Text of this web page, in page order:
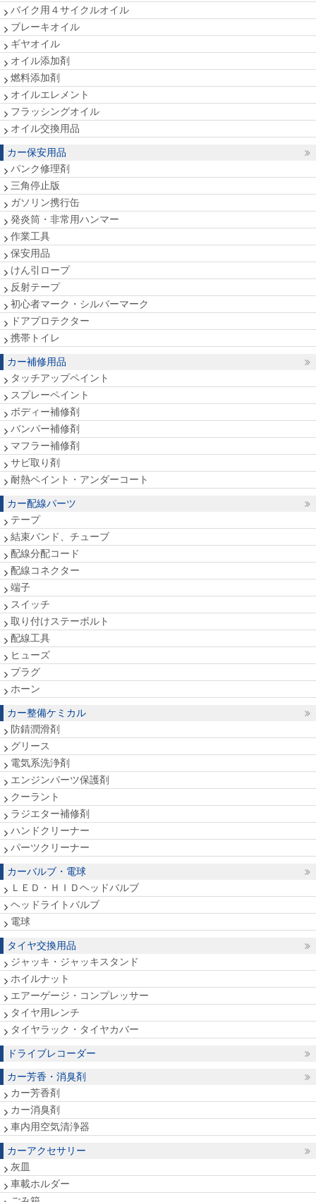
バイク用４サイクルオイル
ブレーキオイル
ギヤオイル
オイル添加剤
燃料添加剤
オイルエレメント
フラッシングオイル
オイル交換用品
カー保安用品
パンク修理剤
三角停止版
ガソリン携行缶
発炎筒・非常用ハンマー
作業工具
保安用品
けん引ロープ
反射テープ
初心者マーク・シルバーマーク
ドアプロテクター
携帯トイレ
カー補修用品
タッチアップペイント
スプレーペイント
ボディー補修剤
バンパー補修剤
マフラー補修剤
サビ取り剤
耐熱ペイント・アンダーコート
カー配線パーツ
テープ
結束バンド、チューブ
配線分配コード
配線コネクター
端子
スイッチ
取り付けステーボルト
配線工具
ヒューズ
プラグ
ホーン
カー整備ケミカル
防錆潤滑剤
グリース
電気系洗浄剤
エンジンパーツ保護剤
クーラント
ラジエター補修剤
ハンドクリーナー
パーツクリーナー
カーバルブ・電球
ＬＥＤ・ＨＩＤヘッドバルブ
ヘッドライトバルブ
電球
タイヤ交換用品
ジャッキ・ジャッキスタンド
ホイルナット
エアーゲージ・コンプレッサー
タイヤ用レンチ
タイヤラック・タイヤカバー
ドライブレコーダー
カー芳香・消臭剤
カー芳香剤
カー消臭剤
車内用空気清浄器
カーアクセサリー
灰皿
車載ホルダー